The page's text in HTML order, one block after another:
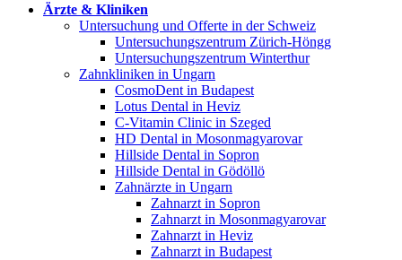
Ärzte & Kliniken
Untersuchung und Offerte in der Schweiz
Untersuchungszentrum Zürich-Höngg
Untersuchungszentrum Winterthur
Zahnkliniken in Ungarn
CosmoDent in Budapest
Lotus Dental in Heviz
C-Vitamin Clinic in Szeged
HD Dental in Mosonmagyarovar
Hillside Dental in Sopron
Hillside Dental in Gödöllö
Zahnärzte in Ungarn
Zahnarzt in Sopron
Zahnarzt in Mosonmagyarovar
Zahnarzt in Heviz
Zahnarzt in Budapest